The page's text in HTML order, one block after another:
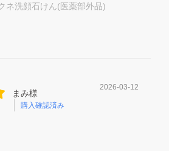
ネ洗顔石けん(医薬部外品)
まみ様
購入確認済み
2026-03-12